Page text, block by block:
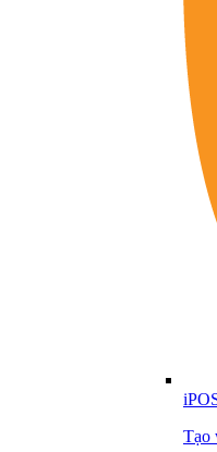
Tạo